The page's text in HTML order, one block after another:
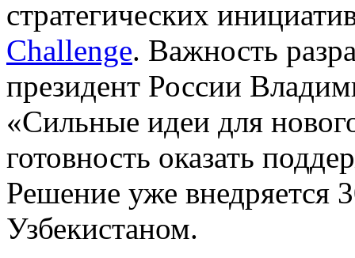
стратегических
Challenge. Важность
президент России
«Сильные идеи для
готовность оказать
Решение уже внедряется
Узбекистаном.